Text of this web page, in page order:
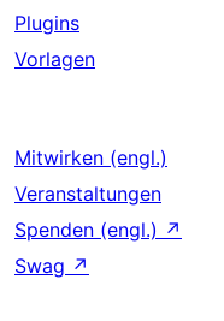
Plugins
Vorlagen
Mitwirken (engl.)
Veranstaltungen
Spenden (engl.) ↗
Swag ↗